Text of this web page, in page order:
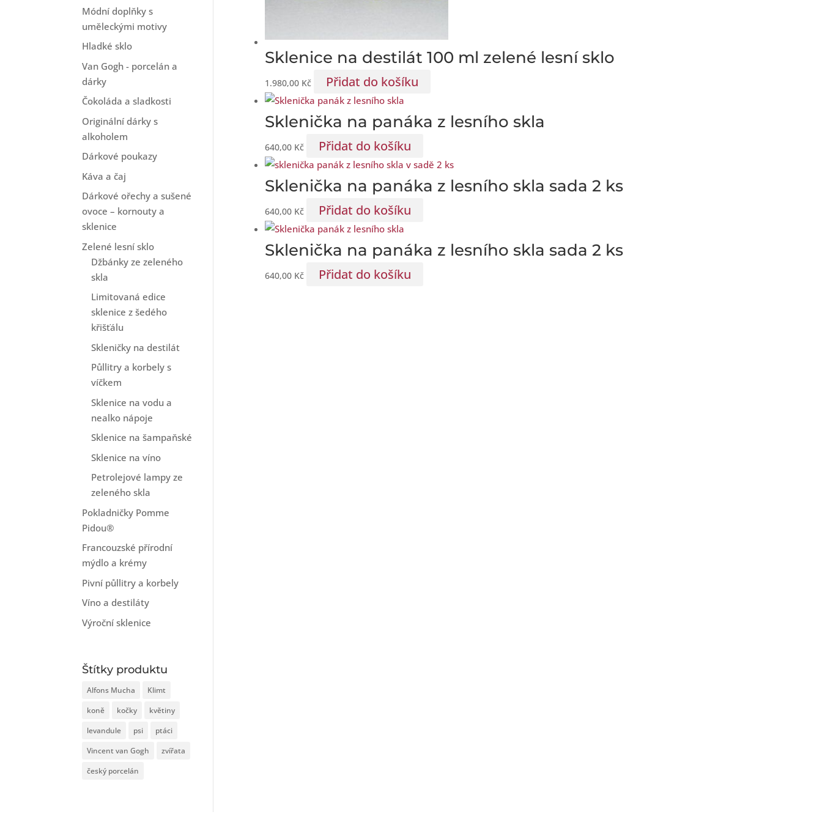
Módní doplňky s
uměleckými motivy
Hladké sklo
Van Gogh - porcelán a
dárky
Čokoláda a sladkosti
Originální dárky s
alkoholem
Dárkové poukazy
Káva a čaj
Dárkové ořechy a sušené
ovoce – kornouty a
sklenice
Zelené lesní sklo
Džbánky ze zeleného
skla
Limitovaná edice
sklenice z šedého
křišťálu
Skleničky na destilát
Půllitry a korbely s
víčkem
Sklenice na vodu a
nealko nápoje
Sklenice na šampaňské
Sklenice na víno
Petrolejové lampy ze
zeleného skla
Pokladničky Pomme
Pidou®
Francouzské přírodní
mýdlo a krémy
Pivní půllitry a korbely
Víno a destiláty
Výroční sklenice
Štítky produktu
Alfons Mucha
Klimt
koně
kočky
květiny
levandule
psi
ptáci
Vincent van Gogh
zvířata
český porcelán
Sklenice na destilát 100 ml zelené lesní sklo
1.980,00 Kč Přidat do košíku
Sklenička na panáka z lesního skla
640,00 Kč Přidat do košíku
Sklenička na panáka z lesního skla sada 2 ks
640,00 Kč Přidat do košíku
Sklenička na panáka z lesního skla sada 2 ks
640,00 Kč Přidat do košíku